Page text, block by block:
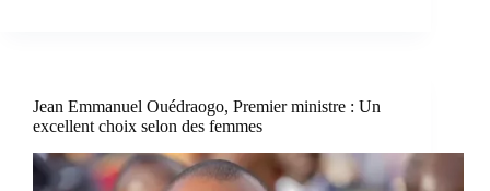
Jean Emmanuel Ouédraogo, Premier ministre : Un
excellent choix selon des femmes